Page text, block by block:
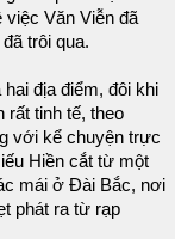
Văn Viễn đã
trôi qua.
địa điểm, đôi khi
rất tinh tế, theo
với kể chuyện trực
Hiền cắt từ một
mái ở Đài Bắc, nơi
phát ra từ rạp